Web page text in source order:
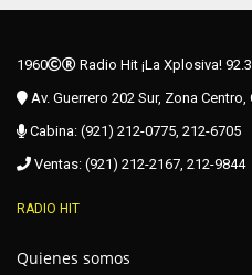
1960
Radio Hit ¡La Xplosiva!
Av. Guerrero 202 Sur, Zona
Cabina: (921) 212-0775, 212-6705
Ventas: (921) 212-2167, 212-9844
RADIO HIT
Quienes somos